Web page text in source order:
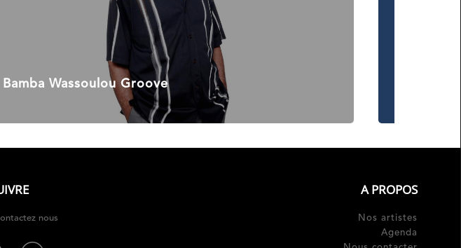
Bamba Wassoulou Groove
nous
A PROPOS
Nos artistes
Agenda